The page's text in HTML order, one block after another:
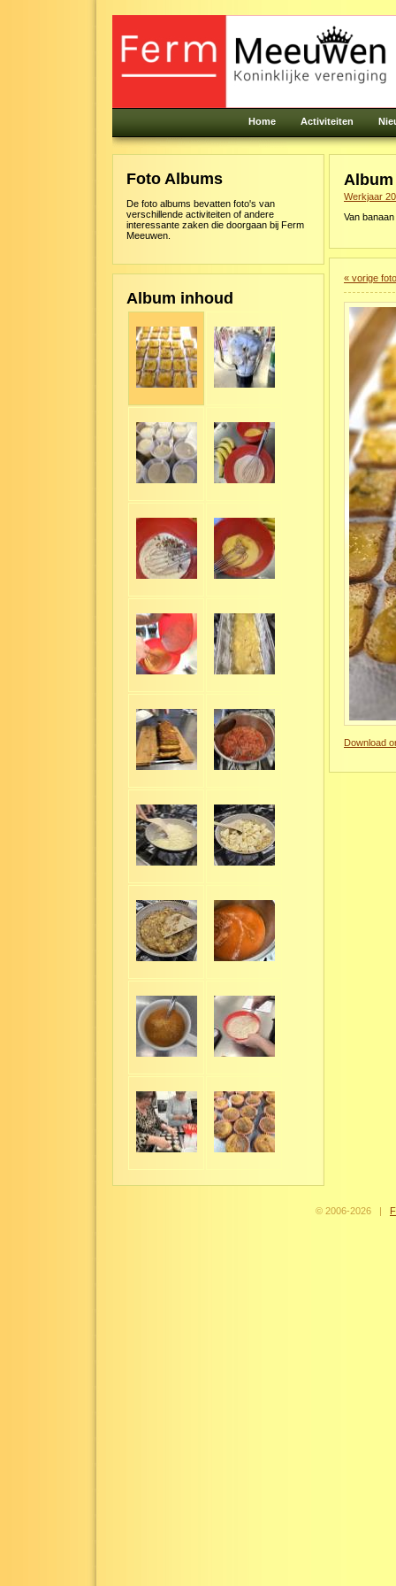
Home Activiteiten
Foto Albums
De foto albums bevatten foto's van
verschillende activiteiten of andere
interessante zaken die doorgaan bij Ferm
Meeuwen.
Album inhoud
Werkjaar
Van
« vorige foto
Download
© 2006-2026 |